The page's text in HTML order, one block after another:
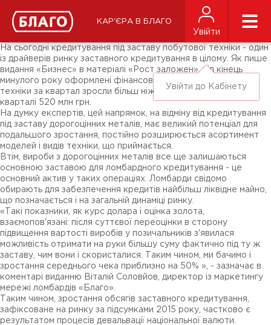
КАР'ЄРА В БЛАГО
Увійти
Увійти до Кабінету
ЗМІ про нас
Підписники соц-мереж
Ярмарки
На сьогодні кредитування під заставу побутової техніки - один
із драйверів ринку заставного кредитування в цілому. Як пише
видання «Бизнес» в матеріалі «Рост заложен», під кінець
минулого року оформлені фінансові кредити під заставу
техніки за квартал зросли більш ніж на 40% і склали в IV
кварталі 520 млн грн.
На думку експертів, цей напрямок, на відміну від кредитування
під заставу дорогоцінних металів, має великий потенціал для
подальшого зростання, постійно розширюється асортимент
моделей і видів техніки, що приймається.
Втім, вироби з дорогоцінних металів все ще залишаються
основною заставою для ломбардного кредитування - це
основний актив у таких операціях. Ломбарди свідомо
обирають для забезпечення кредитів найбільш ліквідне майно,
що позначається і на загальній динаміці ринку.
«Такі показники, як курс долара і оцінка золота,
взаємопов'язані: після суттєвої переоцінки в сторону
підвищення вартості виробів у позичальників з'явилася
можливість отримати на руки більшу суму фактично під ту ж
заставу, чим вони і скористалися. Таким чином, ми бачимо і
зростання середнього чека приблизно на 50% », - зазначає в
коментарі виданню Віталій Соловйов, директор із маркетингу
мережі ломбардів «Благо».
Таким чином, зростання обсягів заставного кредитування,
зафіксоване на ринку за підсумками 2015 року, частково є
результатом процесів девальвації національної валюти.